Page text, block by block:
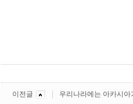
이전글 우리나라에는 아카시아